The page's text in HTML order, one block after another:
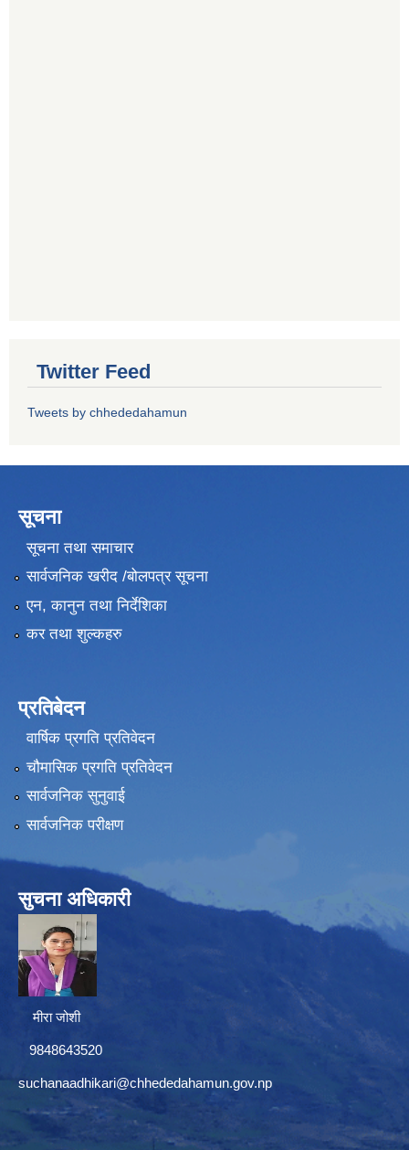
Twitter Feed
Tweets by chhededahamun
सूचना
सूचना तथा समाचार
सार्वजनिक खरीद /बोलपत्र सूचना
एन, कानुन तथा निर्देशिका
कर तथा शुल्कहरु
प्रतिबेदन
वार्षिक प्रगति प्रतिवेदन
चौमासिक प्रगति प्रतिवेदन
सार्वजनिक सुनुवाई
सार्वजनिक परीक्षण
सुचना अधिकारी
मीरा जोशी
9848643520
suchanaadhikari@chhededahamun.gov.np